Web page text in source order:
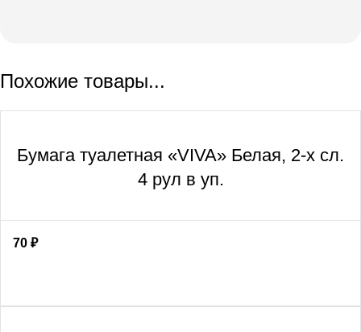
Похожие товары...
Бумага туалетная «VIVA» Белая, 2-х сл.
4 рул в уп.
70 ₽